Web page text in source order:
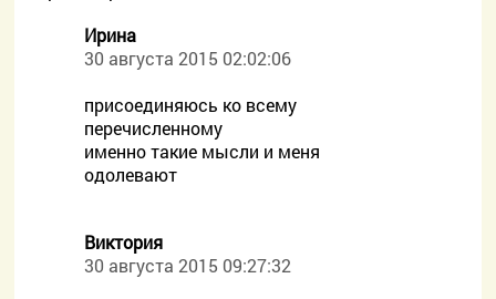
Ирина
30 августа 2015 02:02:06
присоединяюсь ко всему
перечисленному
именно такие мысли и меня
одолевают
Виктория
30 августа 2015 09:27:32